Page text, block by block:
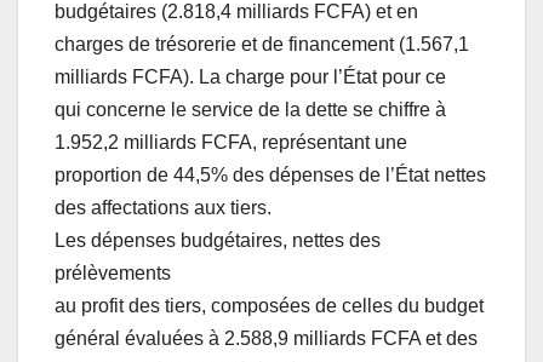
budgétaires (2.818,4 milliards FCFA) et en
charges de trésorerie et de financement (1.567,1
milliards FCFA). La charge pour l’État pour ce
qui concerne le service de la dette se chiffre à
1.952,2 milliards FCFA, représentant une
proportion de 44,5% des dépenses de l’État nettes
des affectations aux tiers.
Les dépenses budgétaires, nettes des
prélèvements
au profit des tiers, composées de celles du budget
général évaluées à 2.588,9 milliards FCFA et des